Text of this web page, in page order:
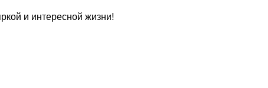
и интересной жизни!